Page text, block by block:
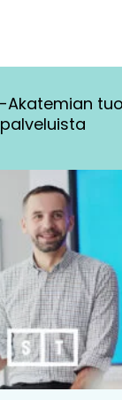
Akatemian
palveluista